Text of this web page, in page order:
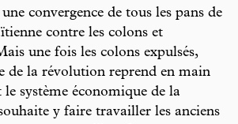
convergence de tous les pans de
contre les colons et
une fois les colons expulsés,
de la révolution reprend en main
système économique de la
y faire travailler les anciens